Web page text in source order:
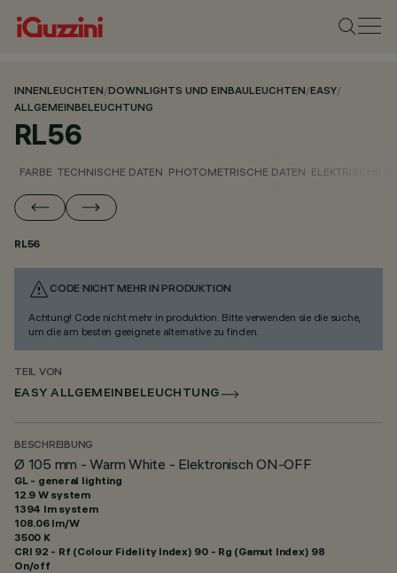
INNENLEUCHTEN/DOWNLIGHTS UND EINBAULEUCHTEN/EASY/
ALLGEMEINBELEUCHTUNG
RL56
FARBE TECHNISCHE DATEN PHOTOMETRISCHE DATEN ELEKTRISCHE
RL56
CODE NICHT MEHR IN PRODUKTION
Achtung! Code nicht mehr in produktion. Bitte verwenden sie die suche,
um die am besten geeignete alternative zu finden.
TEIL VON
EASY ALLGEMEINBELEUCHTUNG
BESCHREIBUNG
Ø 105 mm - Warm White - Elektronisch ON-OFF
GL - general lighting
12.9 W system
1394 lm system
108.06 lm/W
3500 K
CRI 92 - Rf (Colour Fidelity Index) 90 - Rg (Gamut Index) 98
On/off